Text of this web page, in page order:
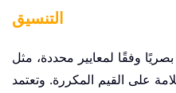
التنسيق
بصريًا وفقًا لمعايير محددة، مثل
على القيم المكررة. وتعتمد